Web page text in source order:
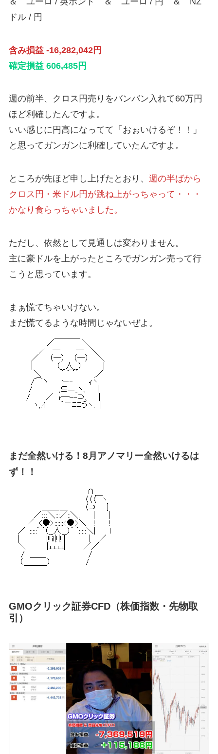
ドル / 円
含み損益 -16,282,042円
確定損益 606,485円
週の前半、クロス円売りをバンバン入れて60万円
ほど利確したんですよ。
いい感じに円高になってて「おぉいけるぞ！！」
と思ってガンガンに利確していたんですよ。
ところが先ほど申し上げたとおり、 週の半ばから
クロス円・米ドル円が跳ね上がっちゃって・・・
かなり食らっちゃいました。
ただし、依然として見通しは変わりません。
主に豪ドルを上がったところでガンガン売って行
こうと思っています。
まぁ慌てちゃいけない。
まだ慌てるような時間じゃないぜよ。
まだ全然いける！8月アノマリー全然いけるは
ず！！
GMOクリック証券CFD（株価指数・先物取
引）